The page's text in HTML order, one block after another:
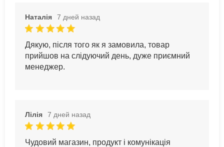
Наталія 7 дней назад
Дякую, після того як я замовила, товар
прийшов на слідуючий день, дуже приємний
менеджер.
Лілія 7 дней назад
Чудовий магазин, продукт і комунікація